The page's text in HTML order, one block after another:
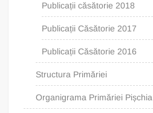
Publicații căsătorie 2018
Publicații Căsătorie 2017
Publicații Căsătorie 2016
Structura Primăriei
Organigrama Primăriei Pișchia